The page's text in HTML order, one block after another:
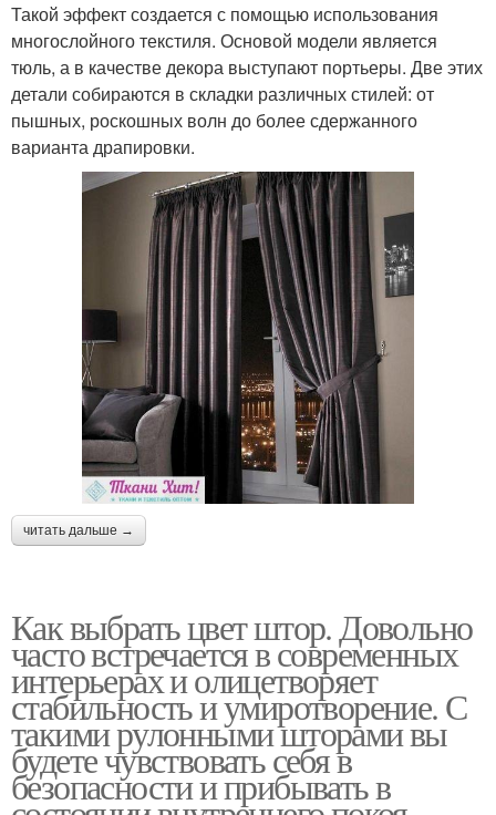
Такой эффект создается с помощью использования
многослойного текстиля. Основой модели является
тюль, а в качестве декора выступают портьеры. Две этих
детали собираются в складки различных стилей: от
пышных, роскошных волн до более сдержанного
варианта драпировки.
читать дальше →
Как выбрать цвет штор. Довольно
часто встречается в современных
интерьерах и олицетворяет
стабильность и умиротворение. С
такими рулонными шторами вы
будете чувствовать себя в
безопасности и прибывать в